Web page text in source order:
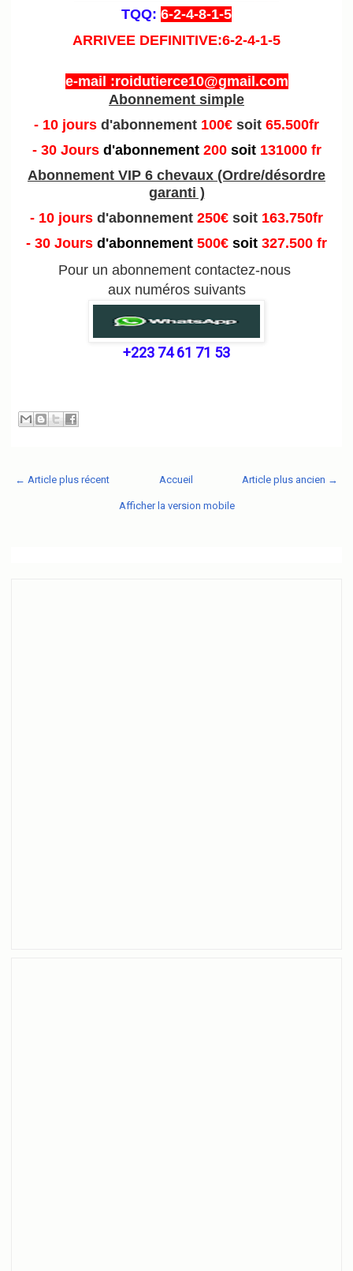
TQQ: 6-2-4-8-1-5
ARRIVEE DEFINITIVE:6-2-4-1-5
e-mail :roidutierce10@gmail.com
Abonnement simple
- 10 jours d'abonnement 100€ soit 65.500fr
- 30 Jours d'abonnement200 soit131000 fr
Abonnement VIP 6 chevaux (Ordre/désordre
garanti )
- 10 jours d'abonnement 250€ soit 163.750fr
- 30 Jours d'abonnement 500€ soit 327.500 fr
Pour un abonnement contactez-nous
aux numéros suivants
+223 74 61 71 53
← Article plus récent Article plus ancien →
Accueil
Afficher la version mobile